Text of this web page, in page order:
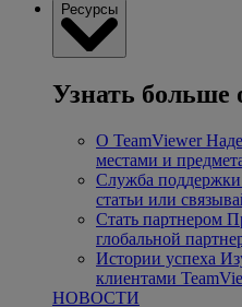
Ресурсы
Узнать больше
О TeamViewer
местами и
Служба поддержки
статьи или
Стать партнером
глобальной
Истории успеха
клиентами
НОВОСТИ